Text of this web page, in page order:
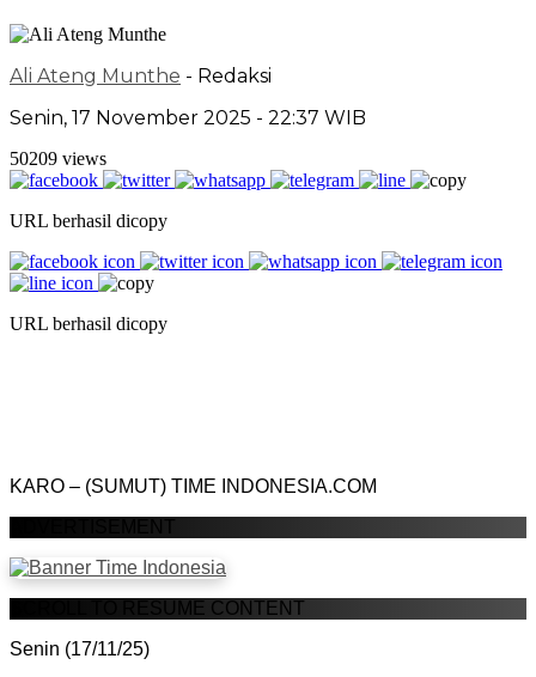
Ali Ateng Munthe - Redaksi
Senin, 17 November 2025 - 22:37 WIB
50209 views
URL berhasil dicopy
URL berhasil dicopy
KARO – (SUMUT) TIME INDONESIA.COM
ADVERTISEMENT
SCROLL TO RESUME CONTENT
Senin (17/11/25)